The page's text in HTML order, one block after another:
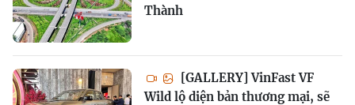
Thành
[GALLERY] VinFast VF
Wild lộ diện bản thương mại, sẽ